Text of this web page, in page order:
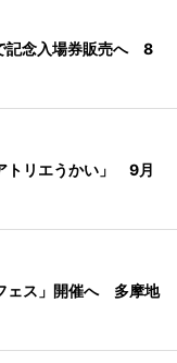
記念入場券販売へ 8
トリエうかい」 9月
ェス」開催へ 多摩地